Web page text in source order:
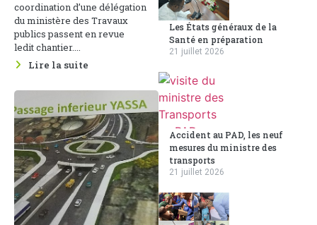
coordination d’une délégation
du ministère des Travaux
publics passent en revue
ledit chantier....
Lire la suite
Les États généraux de la
Santé en préparation
21 juillet 2026
Accident au PAD, les neuf
mesures du ministre des
transports
21 juillet 2026